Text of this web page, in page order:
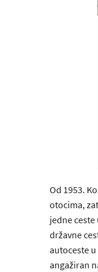
Od 1953.
otocima,
jedne
državne
autoceste
angažiran